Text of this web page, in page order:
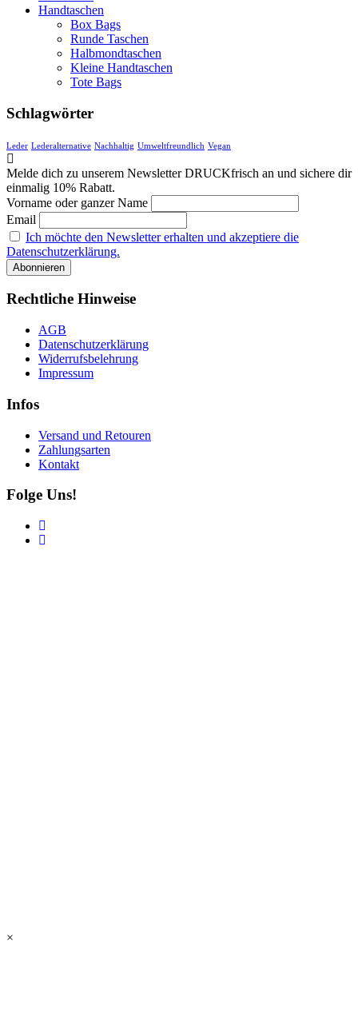
Handtaschen
Box Bags
Runde Taschen
Halbmondtaschen
Kleine Handtaschen
Tote Bags
Schlagwörter
Leder Lederalternative Nachhaltig Umweltfreundlich Vegan
Melde dich zu unserem Newsletter DRUCKfrisch an und sichere dir
einmalig 10% Rabatt.
Vorname oder ganzer Name
Email
Ich möchte den Newsletter erhalten und akzeptiere die
Datenschutzerklärung.
Rechtliche Hinweise
AGB
Datenschutzerklärung
Widerrufsbelehrung
Impressum
Infos
Versand und Retouren
Zahlungsarten
Kontakt
Folge Uns!
×